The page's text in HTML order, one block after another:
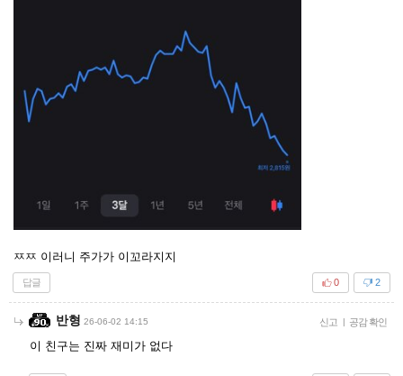
ㅉㅉ 이러니 주가가 이꼬라지지
답글 2
0
반형 26-06-02 14:15 신고 | 공감 확인
이 친구는 진짜 재미가 없다